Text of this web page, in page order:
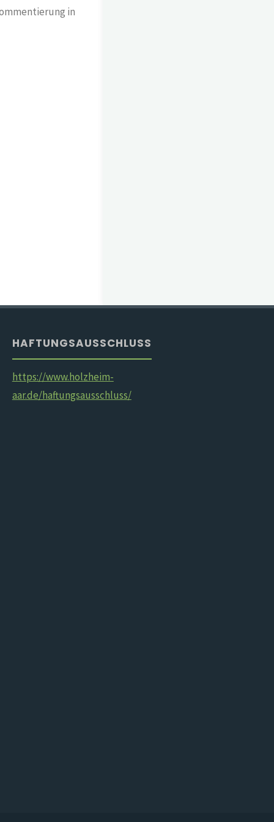
in
HAFTUNGSAUSSCHLUSS
https://www.holzheim-
aar.de/haftungsausschluss/